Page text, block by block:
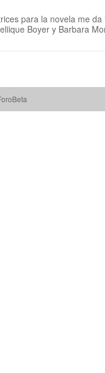
para la novela me da
Boyer y Barbara